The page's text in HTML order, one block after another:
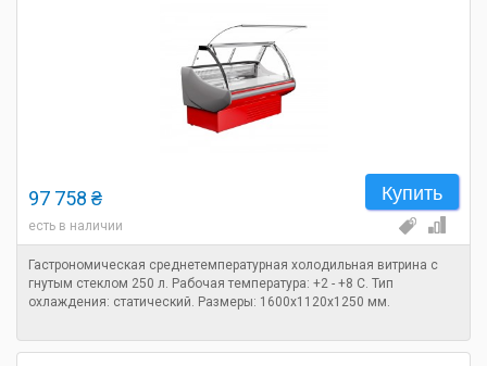
Купить
97 758 ₴
есть в наличии
Гастрономическая среднетемпературная холодильная витрина с
гнутым стеклом 250 л. Рабочая температура: +2 - +8 C. Тип
охлаждения: статический. Размеры: 1600х1120х1250 мм.